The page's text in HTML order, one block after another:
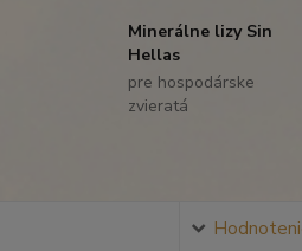
Minerálne lizy Sin
Hellas
pre hospodárske
zvieratá